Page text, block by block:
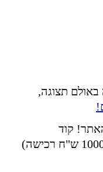
באולם תצוגה,
על כל האתר! קוד